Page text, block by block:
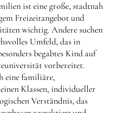
ist eine große, stadtnah
Freizeitangebot und
wichtig. Andere suchen
Umfeld, das in
begabtes Kind auf
vorbereitet.
eine familiäre,
Klassen, individueller
Verständnis, das